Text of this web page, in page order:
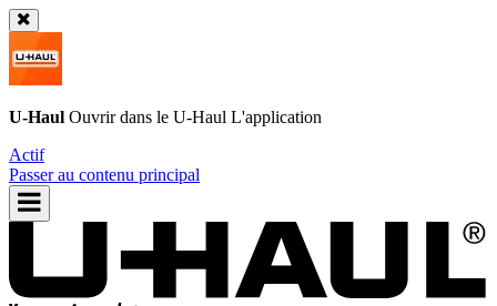
U-Haul Ouvrir dans le U-Haul L'application
Actif
Passer au contenu principal